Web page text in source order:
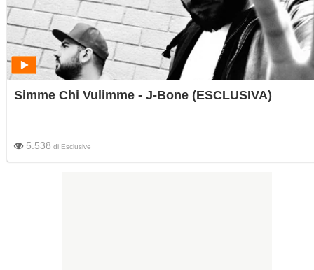
Simme Chi Vulimme - J-Bone (ESCLUSIVA)
5.538 di Esclusive